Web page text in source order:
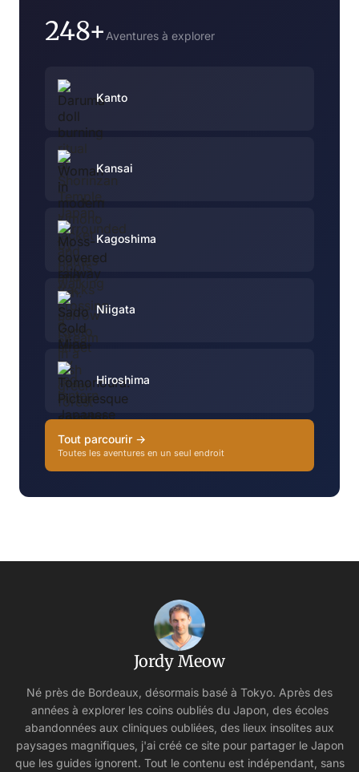
248+ Aventures à explorer
Kanto
Kansai
Kagoshima
Niigata
Hiroshima
Tout parcourir →
Toutes les aventures en un seul endroit
Jordy Meow
Né près de Bordeaux, désormais basé à Tokyo. Après des
années à explorer les coins oubliés du Japon, des écoles
abandonnées aux cliniques oubliées, des lieux insolites aux
paysages magnifiques, j'ai créé ce site pour partager le Japon
que les guides ignorent. Tout le contenu est indépendant, sans